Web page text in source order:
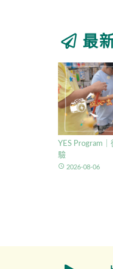
最
YES Program
驗
access_time 2026-08-06